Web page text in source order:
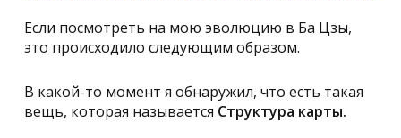
Если посмотреть на мою эволюцию в Ба Цзы,
это происходило следующим образом.
В какой-то момент я обнаружил, что есть такая
вещь, которая называется Структура карты.